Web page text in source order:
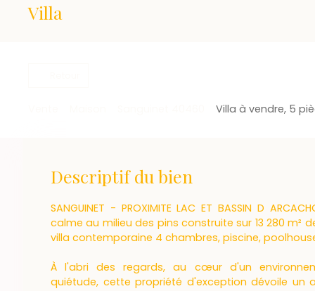
Villa
Villa à vendre, 5
Descriptif du bien
SANGUINET - PROXIMITE LAC ET BASSIN D
calme au milieu des pins construite sur 13 280 m²
villa contemporaine 4 chambres, piscine,
À l'abri des regards, au cœur d'un
quiétude, cette propriété d'exception dévoile un